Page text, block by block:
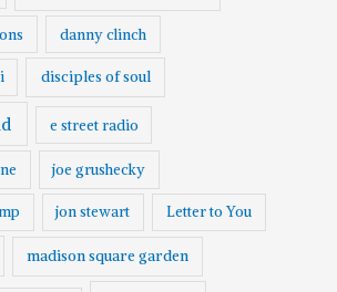
danny clinch
disciples of soul
e street radio
joe grushecky
jon stewart Letter to You
madison square garden